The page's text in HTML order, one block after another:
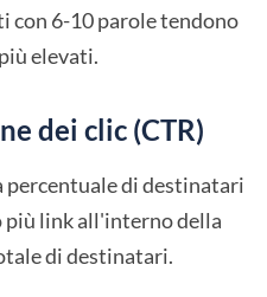
con 6-10 parole tendono
elevati.
dei clic (CTR)
percentuale di destinatari
più link all'interno della
di destinatari.